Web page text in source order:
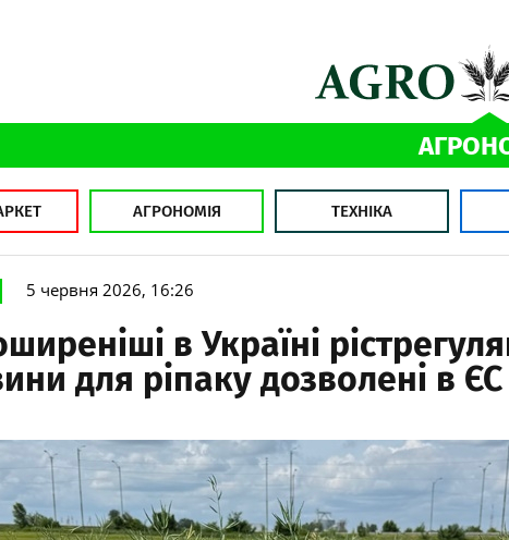
АГРОНОМІЯ ТЕХНІКА
5 червня 2026, 16:26
в Україні
для ріпаку дозволені в ЄС